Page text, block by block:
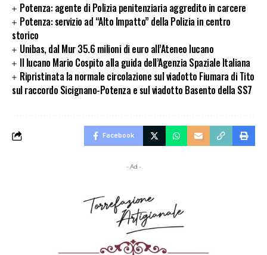
Potenza: agente di Polizia penitenziaria aggredito in carcere
Potenza: servizio ad “Alto Impatto” della Polizia in centro
storico
Unibas, dal Mur 35.6 milioni di euro all’Ateneo lucano
Il lucano Mario Cospito alla guida dell’Agenzia Spaziale Italiana
Ripristinata la normale circolazione sul viadotto Fiumara di Tito
sul raccordo Sicignano-Potenza e sul viadotto Basento della SS7
Facebook
- Ad -